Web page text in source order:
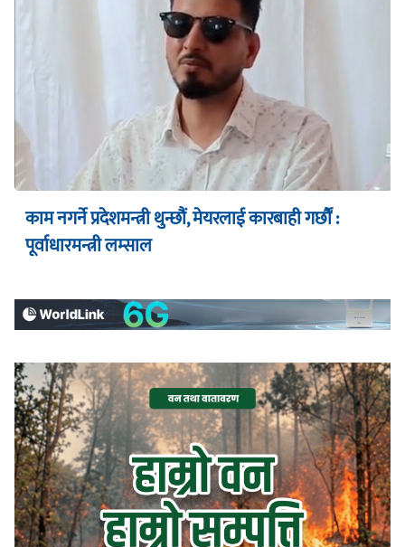
काम नगर्ने प्रदेशमन्त्री थुन्छौं, मेयरलाई कारबाही गर्छौं :
पूर्वाधारमन्त्री लम्साल